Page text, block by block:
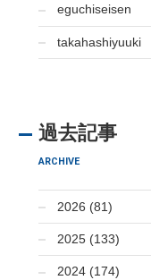
eguchiseisen
takahashiyuuki
過去記事
ARCHIVE
2026 (81)
2025 (133)
2024 (174)